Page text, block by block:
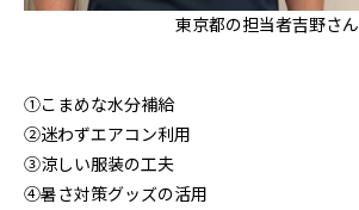
東京都の担当者吉野さん
①こまめな水分補給
②迷わずエアコン利用
③涼しい服装の工夫
④暑さ対策グッズの活用